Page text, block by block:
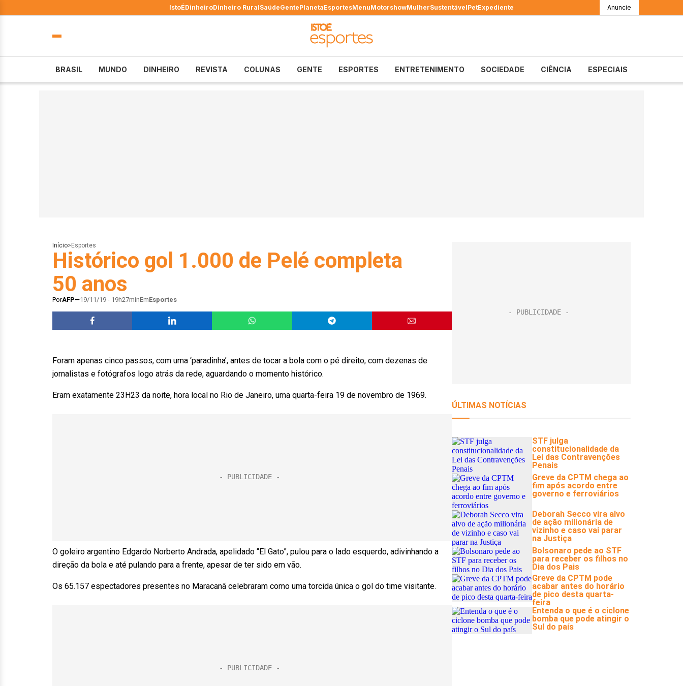
IstoÉDinheiroDinheiro RuralSaúdeGentePlanetaEsportesMenuMotorshowMulherSustentávelPetExpediente Anuncie
BRASIL MUNDO DINHEIRO REVISTA COLUNAS GENTE ESPORTES ENTRETENIMENTO SOCIEDADE CIÊNCIA ESPECIAIS
Início> Esportes
Histórico gol 1.000 de Pelé completa
50 anos
PorAFP 19/11/19 - 19h27minEmEsportes
Foram apenas cinco passos, com uma ‘paradinha’, antes de tocar a bola com o pé direito, com dezenas de
jornalistas e fotógrafos logo atrás da rede, aguardando o momento histórico.
Eram exatamente 23H23 da noite, hora local no Rio de Janeiro, uma quarta-feira 19 de novembro de 1969.
O goleiro argentino Edgardo Norberto Andrada, apelidado “El Gato”, pulou para o lado esquerdo, adivinhando a
direção da bola e até pulando para a frente, apesar de ter sido em vão.
Os 65.157 espectadores presentes no Maracanã celebraram como uma torcida única o gol do time visitante.